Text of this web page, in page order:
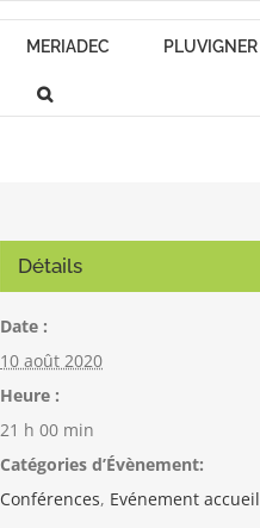
MERIADEC PLUVIGNER
Détails
Date :
10 août 2020
Heure :
21 h 00 min
Catégories d’Évènement:
Conférences, Evénement accueil